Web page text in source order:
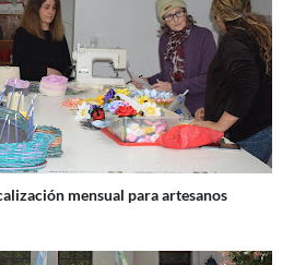
mensual para artesanos